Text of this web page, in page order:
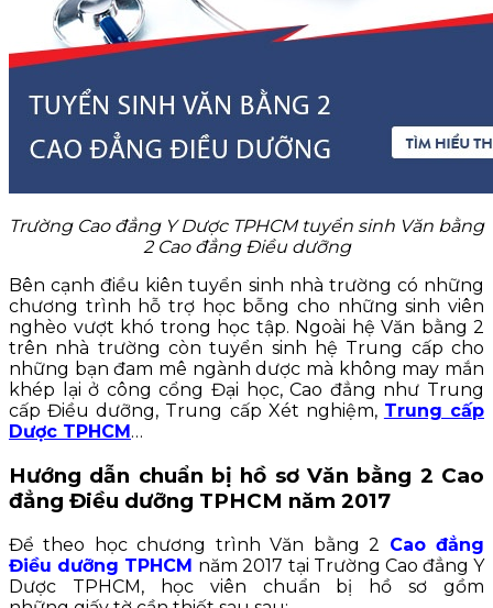
Trường Cao đẳng Y Dược TPHCM tuyển sinh Văn bằng
2 Cao đẳng Điều dưỡng
Bên cạnh điều kiên tuyển sinh nhà trường có những
chương trình hỗ trợ học bỗng cho những sinh viên
nghèo vượt khó trong học tập. Ngoài hệ Văn bằng 2
trên nhà trường còn tuyển sinh hệ Trung cấp cho
những bạn đam mê ngành dược mà không may mắn
khép lại ở công cổng Đại học, Cao đẳng như Trung
cấp Điều dưỡng, Trung cấp Xét nghiệm, Trung cấp
Dược TPHCM …
Hướng dẫn chuẩn bị hồ sơ Văn bằng 2 Cao
đẳng Điều dưỡng TPHCM năm 2017
Để theo học chương trình Văn bằng 2 Cao đẳng
Điều dưỡng TPHCM năm 2017 tại Trường Cao đẳng Y
Dược TPHCM, học viên chuẩn bị hồ sơ gồm